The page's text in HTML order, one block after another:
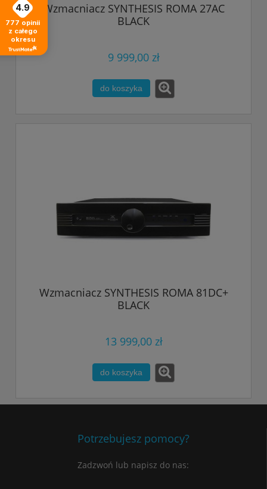
Wzmacniacz SYNTHESIS ROMA 27AC
BLACK
9 999,00 zł
do koszyka
Wzmacniacz SYNTHESIS ROMA 81DC+
BLACK
13 999,00 zł
do koszyka
Potrzebujesz pomocy?
Zadzwoń lub napisz do nas:
4.9
777 opinii
z całego
okresu